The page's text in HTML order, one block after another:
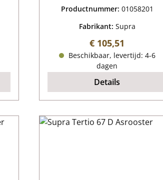
Productnummer: 01058201
Fabrikant: Supra
Normale prijs:
€ 105,51
Beschikbaar, levertijd: 4-6
dagen
Details